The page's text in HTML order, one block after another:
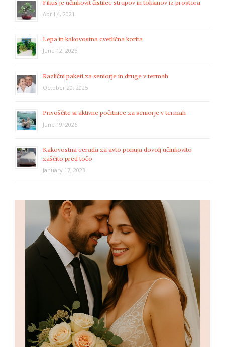
Fikus je učinkovit čistilec strupov in toksinov iz prostora
April 4, 2021
Lepa in kakovostna cvetlična korita
June 12, 2026
Različni paketi za seniorje in druge v termah
October 20, 2025
Privoščite si aktivne počitnice za seniorje v termah
June 19, 2026
Kakovostna cerada za avto ponuja dovolj učinkovito
zaščito pred točo
January 17, 2023